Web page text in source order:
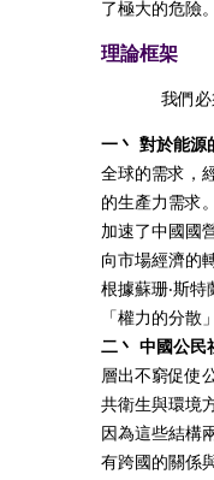
了極大的危險。
理論框架
我們必
一丶 對於能源
全球的需求，
的生產力需求
加速了中國國
向市場經濟的
根據蘇珊‧斯特
「權力的分散
二丶 中國公民
層出不窮促使
共衛生與環境
因為這些結構
有跨國的關係